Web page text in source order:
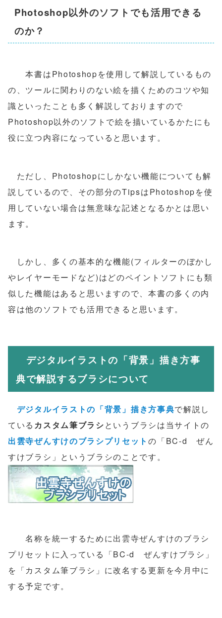
Photoshop以外のソフトでも活用できる
のか？
本書はPhotoshopを使用して解説しているもの
の、ツールに関わりのない絵を描くためのコツや知
識といったことも多く解説しておりますので
Photoshop以外のソフトで絵を描いているかたにも
役に立つ内容になっていると思います。
ただし、Photoshopにしかない機能についても解
説しているので、その部分のTipsはPhotoshopを使
用していない場合は無意味な記述となるかとは思い
ます。
しかし、多くの基本的な機能(フィルターのぼかし
やレイヤーモードなど)はどのペイントソフトにも類
似した機能はあると思いますので、本書の多くの内
容は他のソフトでも活用できると思います。
デジタルイラストの「背景」描き方事
典で解説するブラシについて
デジタルイラストの「背景」描き方事典で解説し
ている カスタム筆ブラシというブラシは当サイトの
出雲寺ぜんすけのブラシプリセットの「BC-d ぜん
すけブラシ」というブラシのことです。
名称を統一するために出雲寺ぜんすけのブラシ
プリセットに入っている「BC-d ぜんすけブラシ」
を「カスタム筆ブラシ」に改名する更新を今月中に
する予定です。